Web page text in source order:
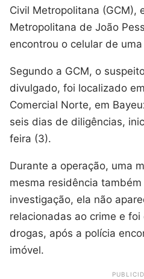
Civil Metropolitana (GCM),
Metropolitana de João
encontrou o celular de
Segundo a GCM, o
divulgado, foi localizado
Comercial Norte, em
seis dias de diligências,
feira (3).
Durante a operação, uma
mesma residência
investigação, ela não
relacionadas ao crime e
drogas, após a polícia
imóvel.